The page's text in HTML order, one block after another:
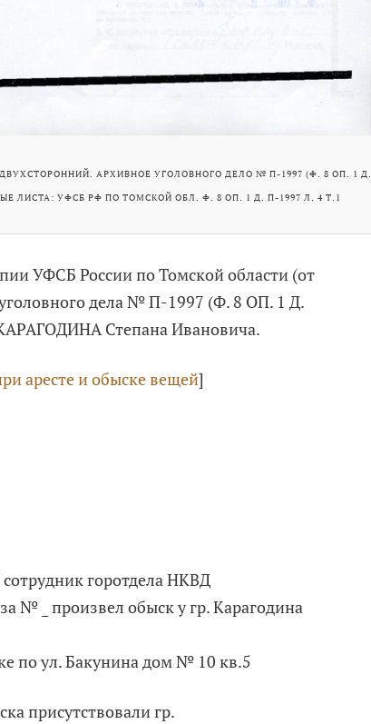
АРХИВНОЕ УГОЛОВНОГО ДЕЛО № П-1997 (Ф. 8 ОП. 1 Д.
ЛИСТА: УФСБ РФ ПО ТОМСКОЙ ОБЛ. Ф. 8 ОП. 1 Д. П-1997 Л. 4 Т.1
УФСБ России по Томской области (от
дела № П-1997 (Ф. 8 ОП. 1 Д.
Степана Ивановича.
аресте и обыске вещей]
горотдела НКВД
№ _ произвел обыск у гр. Карагодина
по ул. Бакунина дом № 10 кв.5
присутствовали гр.